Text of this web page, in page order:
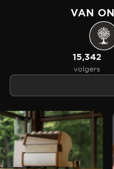
VAN
15,342
volgers